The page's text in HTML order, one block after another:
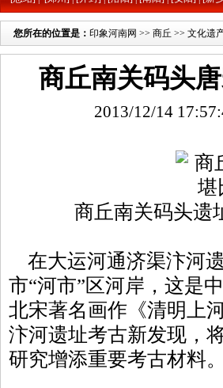
您所在的位置是： 印象河南网 >> 商丘 >> 文化遗
商丘南关码头
2013/12/14
商丘南关码头遗
在大运河通济渠汴河
市“河市”区河岸，这是
北宋著名画作《清明上
汴河遗址考古新发现，
研究增添重要考古材料。